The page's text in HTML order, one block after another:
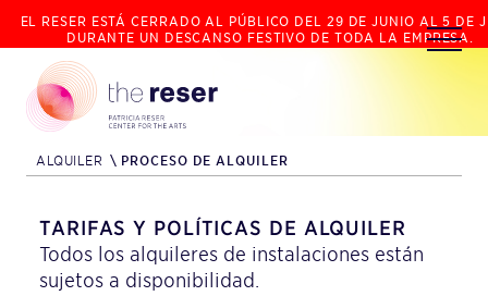
EL RESER ESTÁ CERRADO AL PÚBLICO DEL 29 DE JUNIO AL 5 DE
DURANTE UN DESCANSO FESTIVO DE TODA LA EMPRESA.
ALQUILER \ PROCESO DE ALQUILER
TARIFAS Y POLÍTICAS DE ALQUILER
Todos los alquileres de instalaciones están
sujetos a disponibilidad.